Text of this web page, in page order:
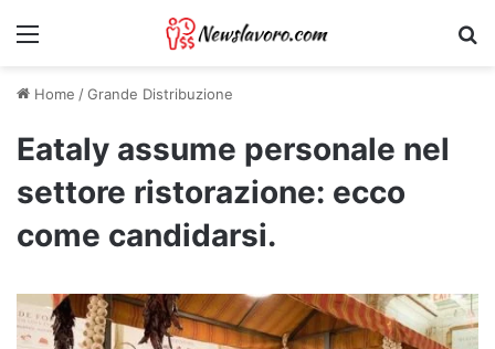
Menu
Home /Grande Distribuzione
Eataly assume personale nel
settore ristorazione: ecco
come candidarsi.